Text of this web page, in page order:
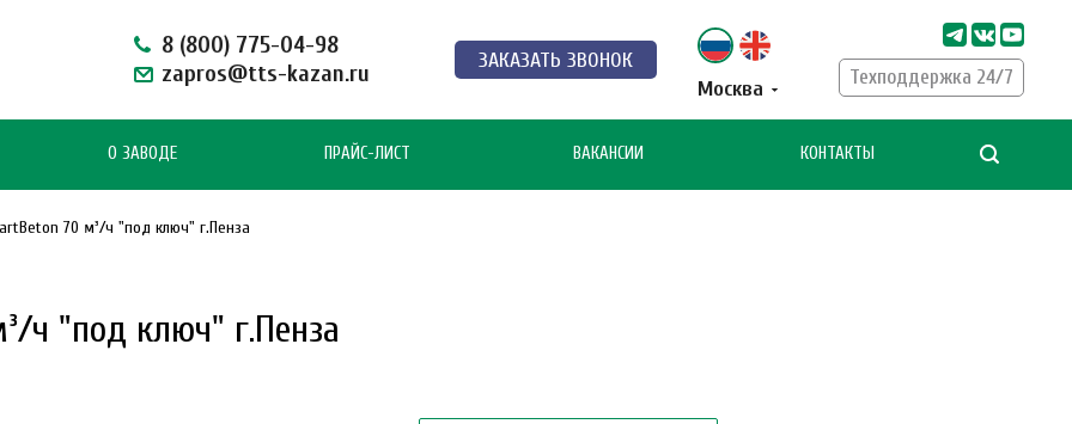
8 (800) 775-04-98
zapros@tts-kazan.ru
ЗАКАЗАТЬ ЗВОНОК
Москва
Техподдержка 24/7
О ЗАВОДЕ ПРАЙС-ЛИСТ ВАКАНСИИ КОНТАКТЫ
ч "под ключ" г.Пенза
70 м³/ч "под ключ" г.Пенза